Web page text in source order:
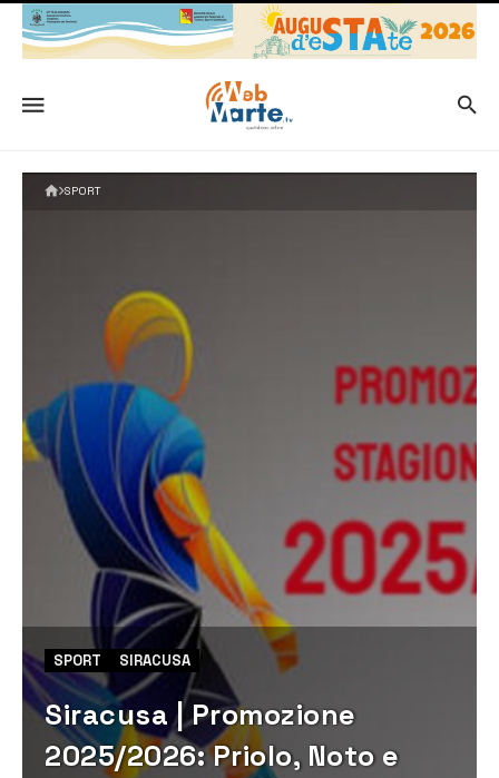
SPORT
SPORT SIRACUSA
Siracusa | Promozione
2025/2026: Priolo, Noto e